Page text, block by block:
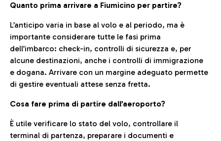
Quanto prima arrivare a Fiumicino per partire?
L’anticipo varia in base al volo e al periodo, ma è
importante considerare tutte le fasi prima
dell’imbarco: check-in, controlli di sicurezza e, per
alcune destinazioni, anche i controlli di immigrazione
e dogana. Arrivare con un margine adeguato permette
di gestire eventuali attese senza fretta.
Cosa fare prima di partire dall’aeroporto?
È utile verificare lo stato del volo, controllare il
terminal di partenza, preparare i documenti e